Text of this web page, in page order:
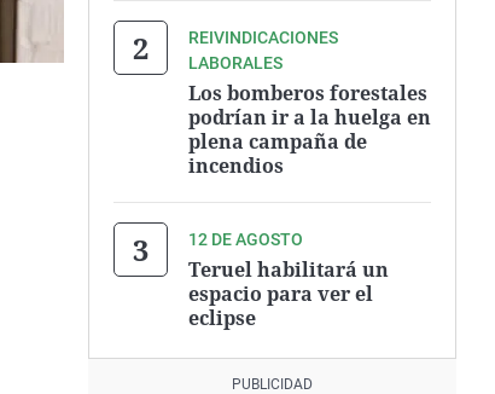
REIVINDICACIONES
LABORALES
Los bomberos forestales
podrían ir a la huelga en
plena campaña de
incendios
12 DE AGOSTO
Teruel habilitará un
espacio para ver el
eclipse